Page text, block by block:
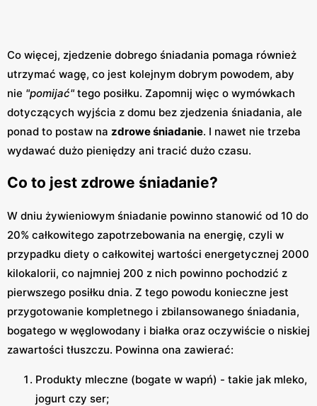
Co więcej, zjedzenie dobrego śniadania pomaga również
utrzymać wagę, co jest kolejnym dobrym powodem, aby
nie "pomijać" tego posiłku. Zapomnij więc o wymówkach
dotyczących wyjścia z domu bez zjedzenia śniadania, ale
ponad to postaw na zdrowe śniadanie. I nawet nie trzeba
wydawać dużo pieniędzy ani tracić dużo czasu.
Co to jest zdrowe śniadanie?
W dniu żywieniowym śniadanie powinno stanowić od 10 do
20% całkowitego zapotrzebowania na energię, czyli w
przypadku diety o całkowitej wartości energetycznej 2000
kilokalorii, co najmniej 200 z nich powinno pochodzić z
pierwszego posiłku dnia. Z tego powodu konieczne jest
przygotowanie kompletnego i zbilansowanego śniadania,
bogatego w węglowodany i białka oraz oczywiście o niskiej
zawartości tłuszczu. Powinna ona zawierać:
Produkty mleczne (bogate w wapń) - takie jak mleko,
jogurt czy ser;